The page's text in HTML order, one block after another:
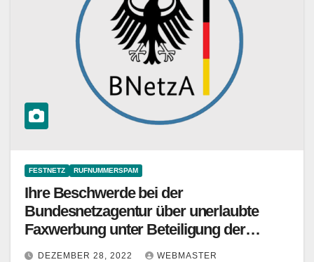
FESTNETZ RUFNUMMERSPAM
Ihre Beschwerde bei der
Bundesnetzagentur über unerlaubte
Faxwerbung unter Beteiligung der
Rufnummer 03212 3434505
DEZEMBER 28, 2022 WEBMASTER